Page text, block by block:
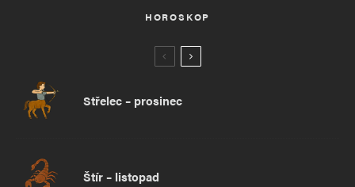
HOROSKOP
Střelec – prosinec
Štír – listopad